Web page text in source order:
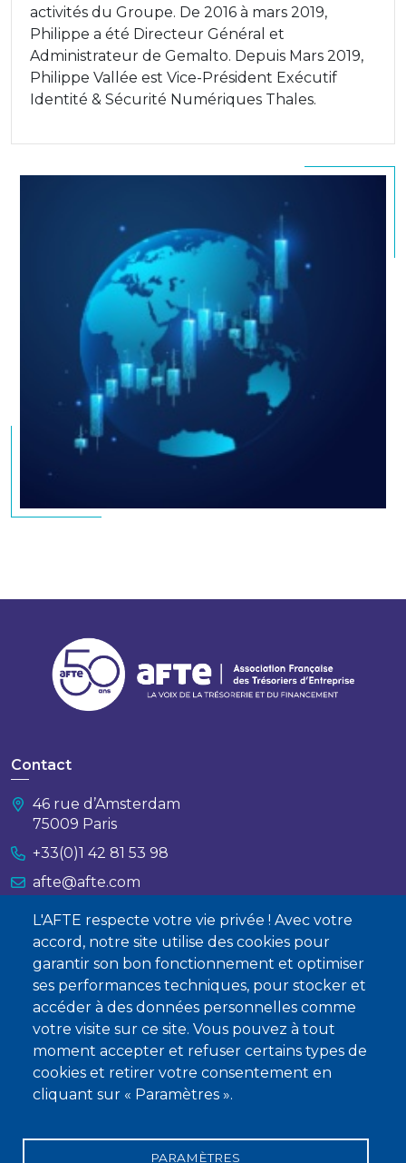
L'AFTE respecte votre vie privée ! Avec votre
accord, notre site utilise des cookies pour
garantir son bon fonctionnement et optimiser
ses performances techniques, pour stocker et
accéder à des données personnelles comme
votre visite sur ce site. Vous pouvez à tout
moment accepter et refuser certains types de
cookies et retirer votre consentement en
cliquant sur « Paramètres ».
PARAMÈTRES
activités du Groupe. De 2016 à mars 2019,
Philippe a été Directeur Général et
Administrateur de Gemalto. Depuis Mars 2019,
Philippe Vallée est Vice-Président Exécutif
Identité & Sécurité Numériques Thales.
Contact
46 rue d’Amsterdam
75009 Paris
+33(0)1 42 81 53 98
afte@afte.com
Nous contacter
À propos
Qui sommes-nous ?
Devenir membre